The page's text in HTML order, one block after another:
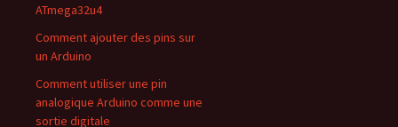
ATmega32u4
Comment ajouter des pins sur
un Arduino
Comment utiliser une pin
analogique Arduino comme une
sortie digitale